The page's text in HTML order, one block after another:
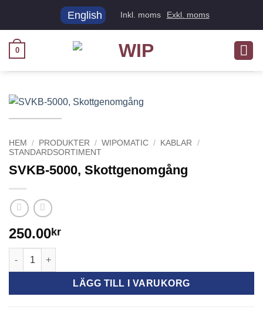
English Inkl. moms Exkl. moms
0
HEM / PRODUKTER / WIPOMATIC / KABLAR /
STANDARDSORTIMENT
SVKB-5000, Skottgenomgång
250.00kr
SVKB-5000, Skottgenomgång mängd
LÄGG TILL I VARUKORG